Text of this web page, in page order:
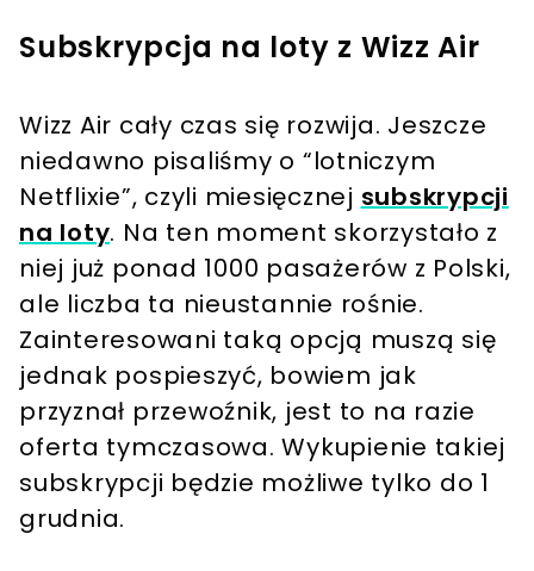
Subskrypcja na loty z Wizz Air
Wizz Air cały czas się rozwija. Jeszcze
niedawno pisaliśmy o “lotniczym
Netflixie”, czyli miesięcznej subskrypcji
na loty. Na ten moment skorzystało z
niej już ponad 1000 pasażerów z Polski,
ale liczba ta nieustannie rośnie.
Zainteresowani taką opcją muszą się
jednak pospieszyć, bowiem jak
przyznał przewoźnik, jest to na razie
oferta tymczasowa. Wykupienie takiej
subskrypcji będzie możliwe tylko do 1
grudnia.